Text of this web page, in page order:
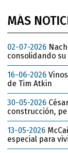
MÁS
02-07-2026
consolidando
16-06-2026
de Tim Atkin
30-05-2026
construcción,
13-05-2026
especial para